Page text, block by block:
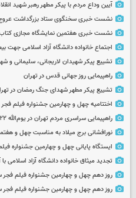
آیین وداع مردم با پیکر مطهر رهبر شهید
نشست خبری سخنگوی ستاد بزرگداشت
نشست خبری هفتمین نمایشگاه مجازی
اجتماع خانواده دانشگاه آزاد اسلامی جهت
تشییع پیکر شهیدان لاریجانی، سلیمانی و
راهپیمایی روز جهانی قدس در تهران
تشییع پیکر مطهر شهدای جنگ رمضان در
اختتامیه چهل و چهارمین جشنواره فیلم فجر
راهپیمایی سراسری مردم تهران در یوم‌الله ۲۲ بهمن
نورافشانی برج میلاد به مناسبت چهل‌ و
ایستگاه پایانی چهل و چهارمین جشنواره
تجدید میثاق خانواده دانشگاه آزاد اسلامی
روز دهم چهل و چهارمین جشنواره فیلم
روز دهم چهل و چهارمین جشنواره فیلم